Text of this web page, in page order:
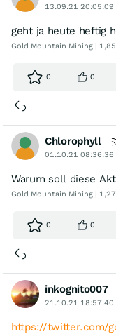
13.09.21 20:05:09
geht ja heute heftig
Gold Mountain Mining |
0 0
Chlorophyll
01.10.21 08:36:36
Warum soll diese
Gold Mountain Mining |
0 0
inkognito007
21.10.21 18:57:40
https://twitter.com/